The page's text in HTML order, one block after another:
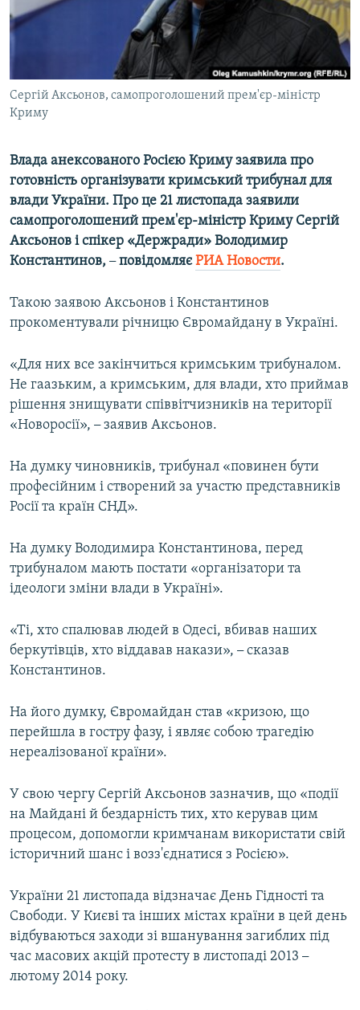
ВІДЕОУРОКИ «ELIFBE»
СВІДЧЕННЯ ОКУПАЦІЇ
УКРАЇНСЬКА ПРОБЛЕМА КРИМУ
ІНФОГРАФІКА
Русский
ДОЛУЧАЙСЯ!
Усі сайти RFE/RL
Сергій Аксьонов, самопроголошений прем'єр-міністр
Криму
Влада анексованого Росією Криму заявила про
готовність організувати кримський трибунал для
влади України. Про це 21 листопада заявили
самопроголошений прем'єр-міністр Криму Сергій
Аксьонов і спікер «Держради» Володимир
Константинов, –повідомляєРИА Новости.
Такою заявою Аксьонов і Константинов
прокоментували річницю Євромайдану в Україні.
«Для них все закінчиться кримським трибуналом.
Не гаазьким, а кримським, для влади, хто приймав
рішення знищувати співвітчизників на території
«Новоросії», –заявив Аксьонов.
На думку чиновників, трибунал «повинен бути
професійним і створений за участю представників
Росії та країн СНД».
На думку Володимира Константинова, перед
трибуналом мають постати «організатори та
ідеологи зміни влади в Україні».
«Ті, хто спалював людей в Одесі, вбивав наших
беркутівців, хто віддавав накази», –сказав
Константинов.
На його думку, Євромайдан став «кризою, що
перейшла в гостру фазу, і являє собою трагедію
нереалізованої країни».
У свою чергу Сергій Аксьонов зазначив, що «події
на Майдані й бездарність тих, хто керував цим
процесом, допомогли кримчанам використати свій
історичний шанс і возз'єднатися з Росією».
України 21 листопада відзначає День Гідності та
Свободи. У Києві та інших містах країни в цей день
відбуваються заходи зі вшанування загиблих під
час масових акцій протесту в листопаді 2013 –
лютому 2014 року.